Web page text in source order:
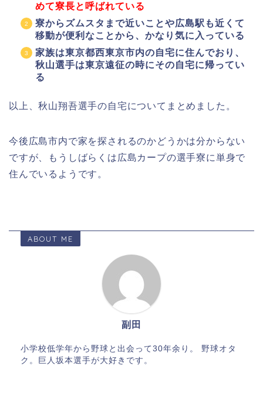
めて寮長と呼ばれている
寮からズムスタまで近いことや広島駅も近くて
移動が便利なことから、かなり気に入っている
家族は東京都西東京市内の自宅に住んでおり、
秋山選手は東京遠征の時にその自宅に帰ってい
る
以上、秋山翔吾選手の自宅についてまとめました。
今後広島市内で家を探されるのかどうかは分からない
ですが、もうしばらくは広島カープの選手寮に単身で
住んでいるようです。
ABOUT ME
副田
小学校低学年から野球と出会って30年余り。 野球オタ
ク。巨人坂本選手が大好きです。